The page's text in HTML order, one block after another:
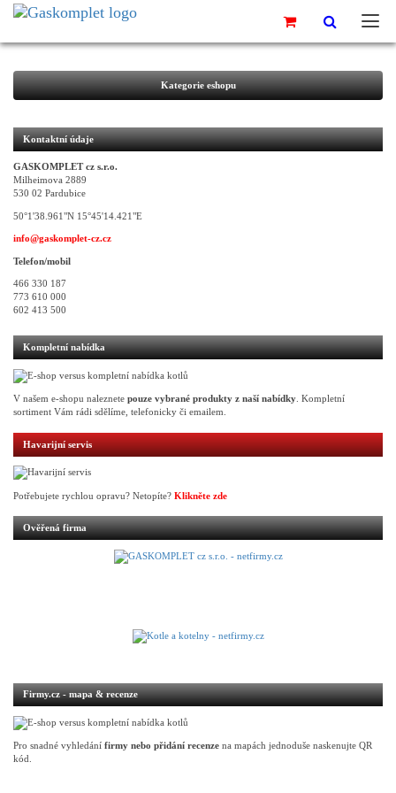
Kategorie eshopu
Kontaktní údaje
GASKOMPLET cz s.r.o.
Milheimova 2889
530 02 Pardubice
50°1'38.961"N 15°45'14.421"E
info@gaskomplet-cz.cz
Telefon/mobil
466 330 187
773 610 000
602 413 500
Kompletní nabídka
V našem e-shopu naleznete pouze vybrané produkty z naší nabídky . Kompletní
sortiment Vám rádi sdělíme, telefonicky či emailem.
Havarijní servis
Potřebujete rychlou opravu? Netopíte? Klikněte zde
Ověřená firma
Firmy.cz - mapa & recenze
Pro snadné vyhledání firmy nebo přidání recenze na mapách jednoduše naskenujte QR
kód.